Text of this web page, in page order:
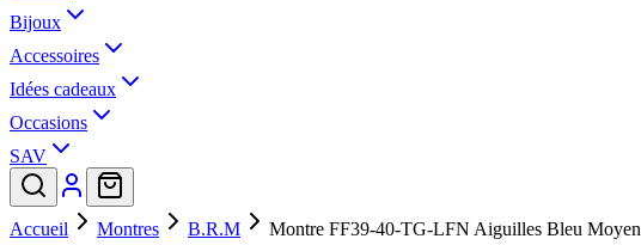
Bijoux
Accessoires
Idées cadeaux
Occasions
SAV
Accueil Montres B.R.M Montre FF39-40-TG-LFN Aiguilles Bleu Moyen